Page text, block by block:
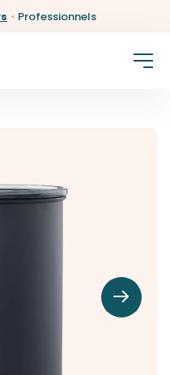
• Professionnels